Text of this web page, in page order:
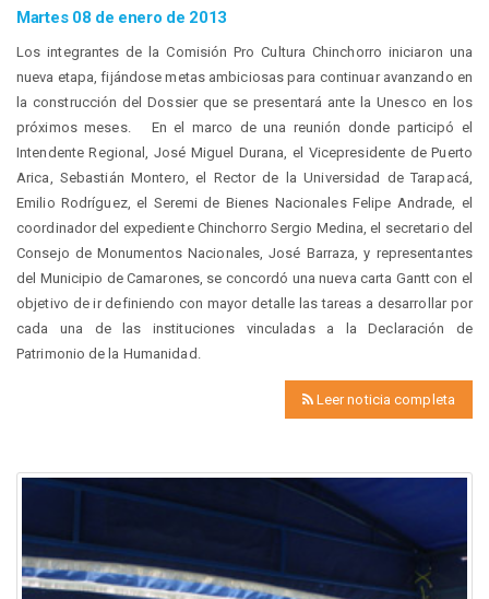
Martes 08 de enero de 2013
Los integrantes de la Comisión Pro Cultura Chinchorro iniciaron una
nueva etapa, fijándose metas ambiciosas para continuar avanzando en
la construcción del Dossier que se presentará ante la Unesco en los
próximos meses. En el marco de una reunión donde participó el
Intendente Regional, José Miguel Durana, el Vicepresidente de Puerto
Arica, Sebastián Montero, el Rector de la Universidad de Tarapacá,
Emilio Rodríguez, el Seremi de Bienes Nacionales Felipe Andrade, el
coordinador del expediente Chinchorro Sergio Medina, el secretario del
Consejo de Monumentos Nacionales, José Barraza, y representantes
del Municipio de Camarones, se concordó una nueva carta Gantt con el
objetivo de ir definiendo con mayor detalle las tareas a desarrollar por
cada una de las instituciones vinculadas a la Declaración de
Patrimonio de la Humanidad.
Leer noticia completa